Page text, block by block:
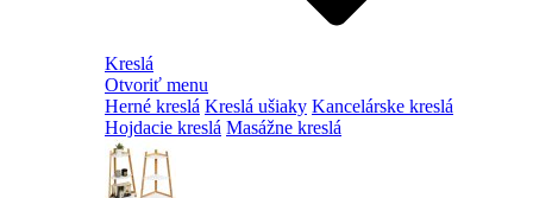
Kreslá
Otvoriť menu
Herné kreslá Kreslá ušiaky Kancelárske kreslá
Hojdacie kreslá Masážne kreslá